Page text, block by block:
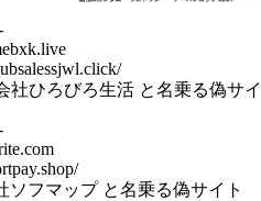
社ひろびろ生活 と名乗る偽サ
ソフマップ と名乗る偽サイト